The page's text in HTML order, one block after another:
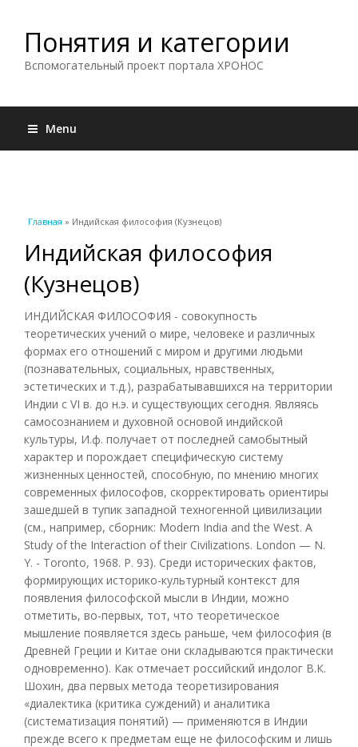
Понятия и категории
Вспомогательный проект портала ХРОНОС
Menu
Вы здесь
Главная » Индийская философия (Кузнецов)
Индийская философия
(Кузнецов)
ИНДИЙСКАЯ ФИЛОСОФИЯ - совокупность
теоретических учений о мире, человеке и различных
формах его отношений с миром и другими людьми
(познавательных, социальных, нравственных,
эстетических и т.д.), разрабатывавшихся на территории
Индии с VI в. до н.э. и существующих сегодня. Являясь
самосознанием и духовной основой индийской
культуры, И.ф. получает от последней самобытный
характер и порождает специфическую систему
жизненных ценностей, способную, по мнению многих
современных философов, скорректировать ориентиры
зашедшей в тупик западной техногенной цивилизации
(см., например, сборник: Modern India and the West. A
Study of the Interaction of their Civilizations. London — N.
Y. - Toronto, 1968. P. 93). Среди исторических фактов,
формирующих историко-культурный контекст для
появления философской мысли в Индии, можно
отметить, во-первых, тот, что теоретическое
мышление появляется здесь раньше, чем философия (в
Древней Греции и Китае они складываются практически
одновременно). Как отмечает российский индолог В.К.
Шохин, два первых метода теоретизирования
«диалектика (критика суждений) и аналитика
(систематизация понятий) — применяются в Индии
прежде всего к предметам еще не философским и лишь